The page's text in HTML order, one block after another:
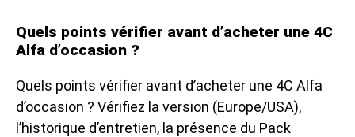
Quels points vérifier avant d’acheter une 4C
Alfa d’occasion ?
Quels points vérifier avant d’acheter une 4C Alfa
d’occasion ? Vérifiez la version (Europe/USA),
l’historique d’entretien, la présence du Pack